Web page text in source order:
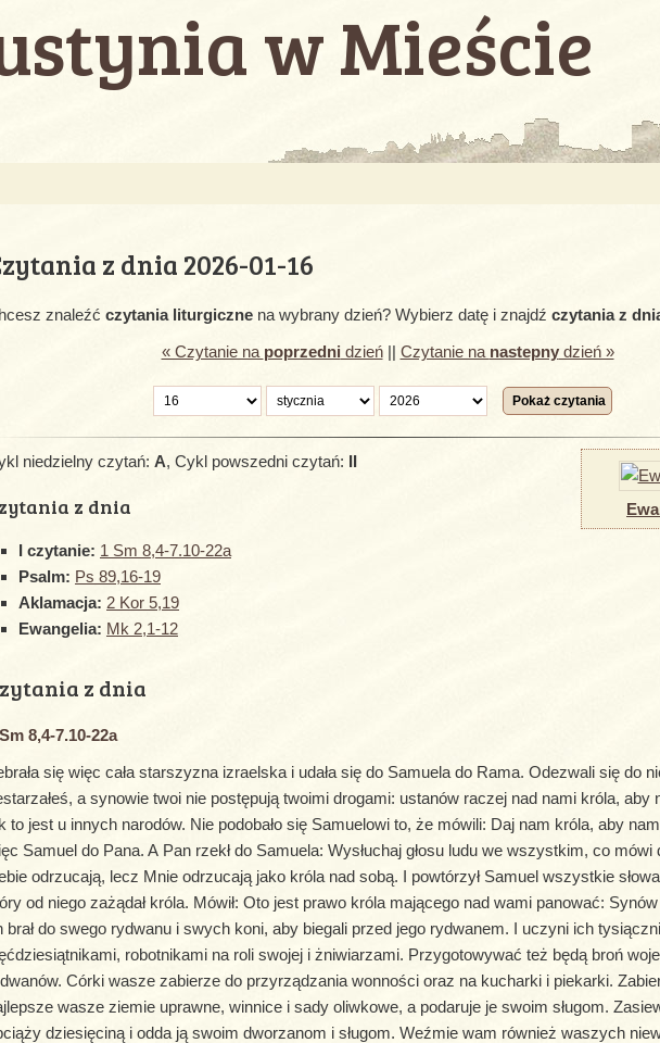
w Mieście
z dnia 2026-01-16
znaleźć czytania liturgiczne na wybrany dzień? Wybierz datę i znajdź czytania z
« Czytanie na poprzedni dzień|| Czytanie na nastepnydzień »
niedzielny czytań: A, Cykl powszedni czytań: II
z dnia
I czytanie: 1 Sm 8,4-7.10-22a
Psalm: Ps 89,16-19
Aklamacja: 2 Kor 5,19
Ewangelia: Mk 2,1-12
z dnia
8,4-7.10-22a
się więc cała starszyzna izraelska i udała się do Samuela do Rama. Odezwali się do
a synowie twoi nie postępują twoimi drogami: ustanów raczej nad nami króla, aby
to jest u innych narodów. Nie podobało się Samuelowi to, że mówili: Daj nam króla, aby
Samuel do Pana. A Pan rzekł do Samuela: Wysłuchaj głosu ludu we wszystkim, co mówi
odrzucają, lecz Mnie odrzucają jako króla nad sobą. I powtórzył Samuel wszystkie
od niego zażądał króla. Mówił: Oto jest prawo króla mającego nad wami panować:
brał do swego rydwanu i swych koni, aby biegali przed jego rydwanem. I uczyni ich
robotnikami na roli swojej i żniwiarzami. Przygotowywać też będą broń
Córki wasze zabierze do przyrządzania wonności oraz na kucharki i piekarki.
wasze ziemie uprawne, winnice i sady oliwkowe, a podaruje je swoim sługom.
dziesięciną i odda ją swoim dworzanom i sługom. Weźmie wam również waszych